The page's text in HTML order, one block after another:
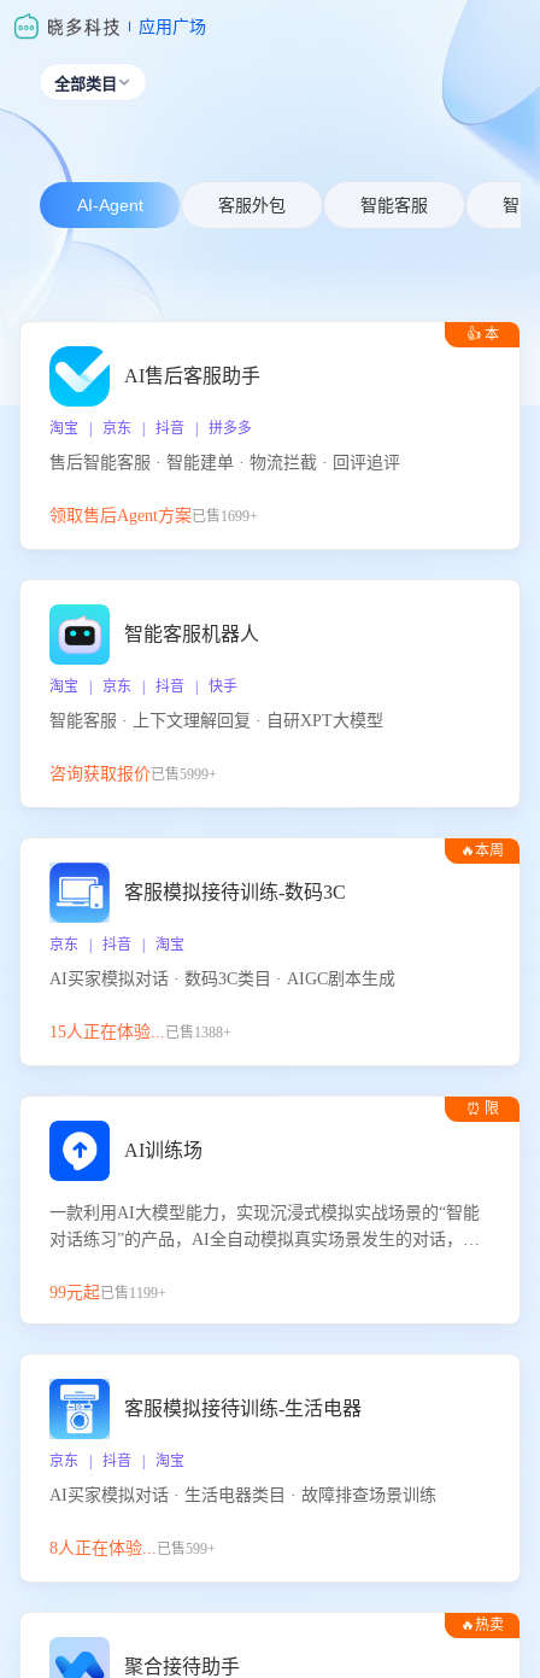
应用广场
全部类目 
AI-Agent 客服外包 智能客服 智能
👍 本
AI售后客服助手
淘宝 | 京东 | 抖音 | 拼多多
售后智能客服 · 智能建单 · 物流拦截 · 回评追评
领取售后Agent方案已售1699+
智能客服机器人
淘宝 | 京东 | 抖音 | 快手
智能客服 · 上下文理解回复 · 自研XPT大模型
咨询获取报价已售5999+
🔥本周
客服模拟接待训练-数码3C
京东 | 抖音 | 淘宝
AI买家模拟对话 · 数码3C类目 · AIGC剧本生成
15人正在体验...已售1388+
⏰ 限
AI训练场
一款利用AI大模型能力，实现沉浸式模拟实战场景的“智能
对话练习”的产品，AI全自动模拟真实场景发生的对话，企
服能力。
99元起已售1199+
客服模拟接待训练-生活电器
京东 | 抖音 | 淘宝
AI买家模拟对话 · 生活电器类目 · 故障排查场景训练
8人正在体验...已售599+
🔥热卖
聚合接待助手